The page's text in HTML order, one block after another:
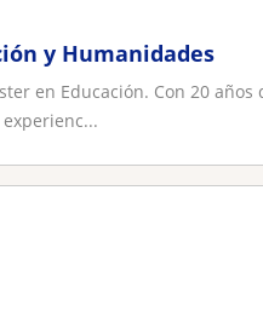
y Humanidades
en Educación. Con 20